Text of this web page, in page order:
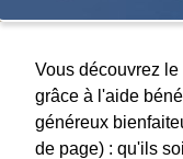
Vous découvrez
grâce à l'aide
généreux
de page) : qu'ils